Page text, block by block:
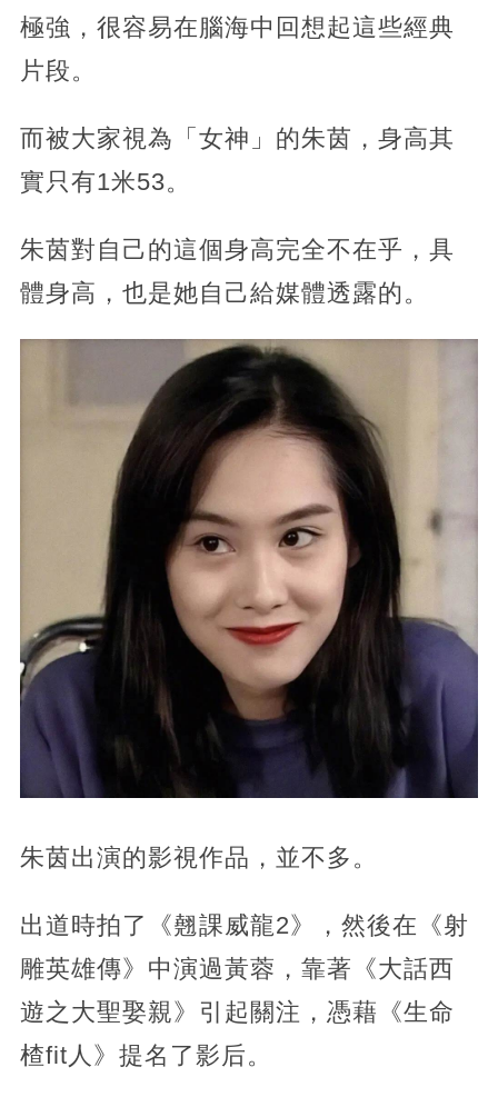
極強，很容易在腦海中回想起這些經典
片段。
而被大家視為「女神」的朱茵，身高其
實只有1米53。
朱茵對自己的這個身高完全不在乎，具
體身高，也是她自己給媒體透露的。
朱茵出演的影視作品，並不多。
出道時拍了《翹課威龍2》，然後在《射
雕英雄傳》中演過黃蓉，靠著《大話西
遊之大聖娶親》引起關注，憑藉《生命
楂fit人》提名了影后。